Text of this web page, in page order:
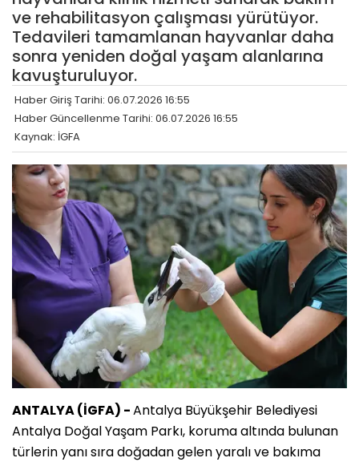
ve rehabilitasyon çalışması yürütüyor.
Tedavileri tamamlanan hayvanlar daha
sonra yeniden doğal yaşam alanlarına
kavuşturuluyor.
Haber Giriş Tarihi: 06.07.2026 16:55
Haber Güncellenme Tarihi: 06.07.2026 16:55
Kaynak: İGFA
ANTALYA (İGFA) -Antalya Büyükşehir Belediyesi
Antalya Doğal Yaşam Parkı, koruma altında bulunan
türlerin yanı sıra doğadan gelen yaralı ve bakıma